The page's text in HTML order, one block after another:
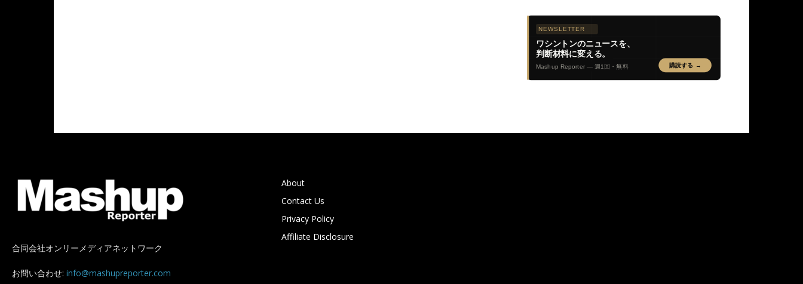
NEWSLETTER
ワシントンのニュースを、
判断材料に変える。
Mashup Reporter — 週1回・無料 購読する →
合同会社オンリーメディアネットワーク
お問い合わせ: info@mashupreporter.com
About
Contact Us
Privacy Policy
Affiliate Disclosure